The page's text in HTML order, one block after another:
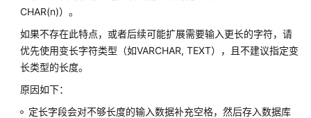
数
库
设
计
CHAR(n)）。
如果不存在此特点，或者后续可能扩展需要输入更长的字符，请
优先使用变长字符类型（如VARCHAR, TEXT），且不建议指定变
长类型的长度。
原因如下：
定长字段会对不够长度的输入数据补充空格，然后存入数据库